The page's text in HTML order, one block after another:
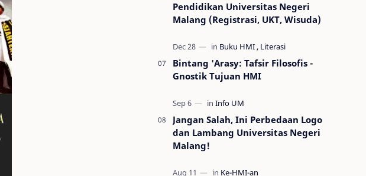
Pendidikan Universitas Negeri
Malang (Registrasi, UKT, Wisuda)
Bintang 'Arasy: Tafsir Filosofis -
Gnostik Tujuan HMI
Jangan Salah, Ini Perbedaan Logo
dan Lambang Universitas Negeri
Malang!